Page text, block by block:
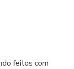
feitos com